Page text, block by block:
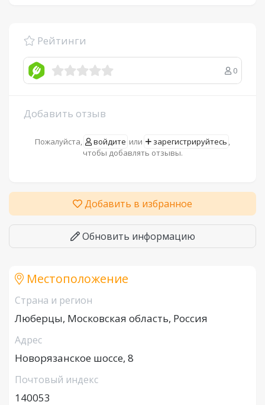
Рейтинги
0
Добавить отзыв
Пожалуйста, войдите или зарегистрируйтесь ,
чтобы добавлять отзывы.
Добавить в избранное
Обновить информацию
Местоположение
Страна и регион
Люберцы, Московская область, Россия
Адрес
Новорязанское шоссе, 8
Почтовый индекс
140053